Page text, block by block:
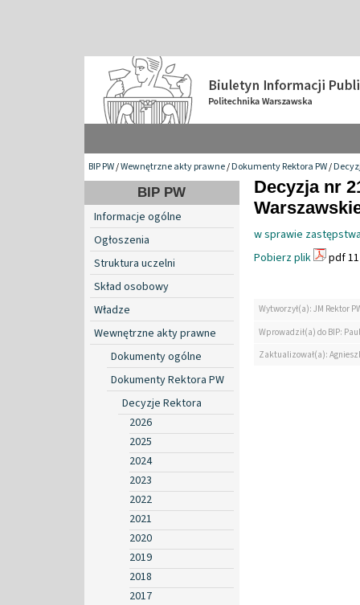
BIP PW/Wewnętrzne akty prawne/Dokumenty Rektora PW/
BIP PW
Informacje ogólne
Ogłoszenia
Struktura uczelni
Skład osobowy
Władze
Wewnętrzne akty prawne
Dokumenty ogólne
Dokumenty Rektora PW
Decyzje Rektora
2026
2025
2024
2023
2022
2021
2020
2019
2018
2017
Decyzja nr
w sprawie
Pobierz plik
pdf
Wytworzył(a): JM Rektor
Wprowadził(a) do BIP:
Zaktualizował(a):